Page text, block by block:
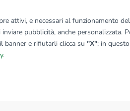
© OpenMapTiles|
attivi, e necessari al funzionamento
pubblicità, anche personalizzata.
banner e rifiutarli clicca su "X"; in
.